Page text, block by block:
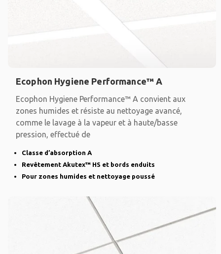
Ecophon Hygiene Performance™ A
Ecophon Hygiene Performance™ A convient aux
zones humides et résiste au nettoyage avancé,
comme le lavage à la vapeur et à haute/basse
pression, effectué de
Classe d’absorption A
Revêtement Akutex™ HS et bords enduits
Pour zones humides et nettoyage poussé